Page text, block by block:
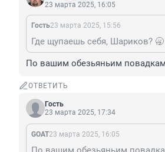
23 марта 2025, 16:05
Гость23 марта 2025, 15:56
Где щупаешь себя, Шариков? 🥱
По вашим обезьяньим
ОТВЕТИТЬ
Гость
23 марта 2025, 17:34
GOAT23 марта 2025, 16:05